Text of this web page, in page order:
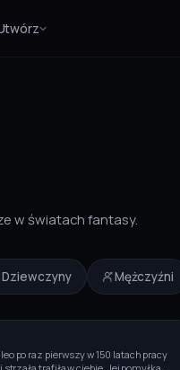
w światach fantasy.
Dziewczyny Mężczyźni
po raz pierwszy w 150 latach pracy